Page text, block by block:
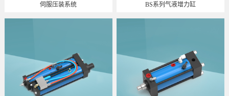
伺服压装系统 BS系列气液增力缸